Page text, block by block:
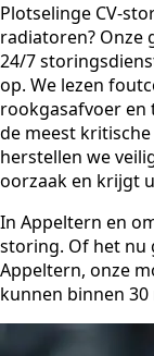
Plotselinge CV-
radiatoren? Onze
24/7
op. We lezen
rookgasafvoer
de meest
herstellen we
oorzaak en krijgt
In Appeltern en
storing. Of het nu
Appeltern, onze
kunnen binnen